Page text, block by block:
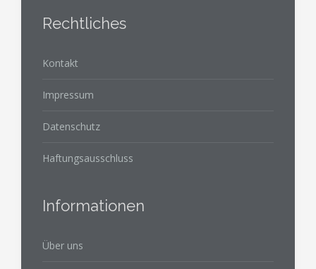
Rechtliches
Kontakt
Impressum
Datenschutz
Haftungsausschluss
Informationen
Über uns